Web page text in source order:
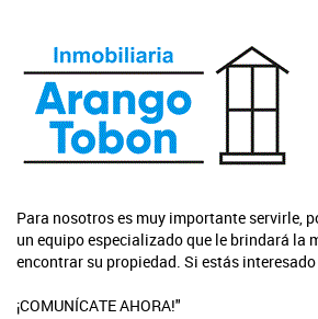
Para nosotros es muy importante servirle,
un equipo especializado que le brindará la
encontrar su propiedad. Si estás
¡COMUNÍCATE AHORA!"